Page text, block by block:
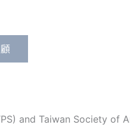
and Taiwan Society of